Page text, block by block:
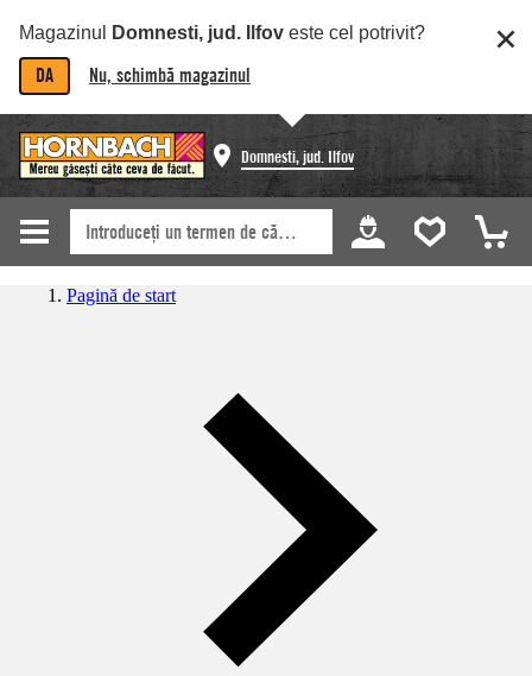
Magazinul Domnesti, jud. Ilfov este cel potrivit?
DA Nu, schimbă magazinul
Domnesti, jud. Ilfov
Pagină de start